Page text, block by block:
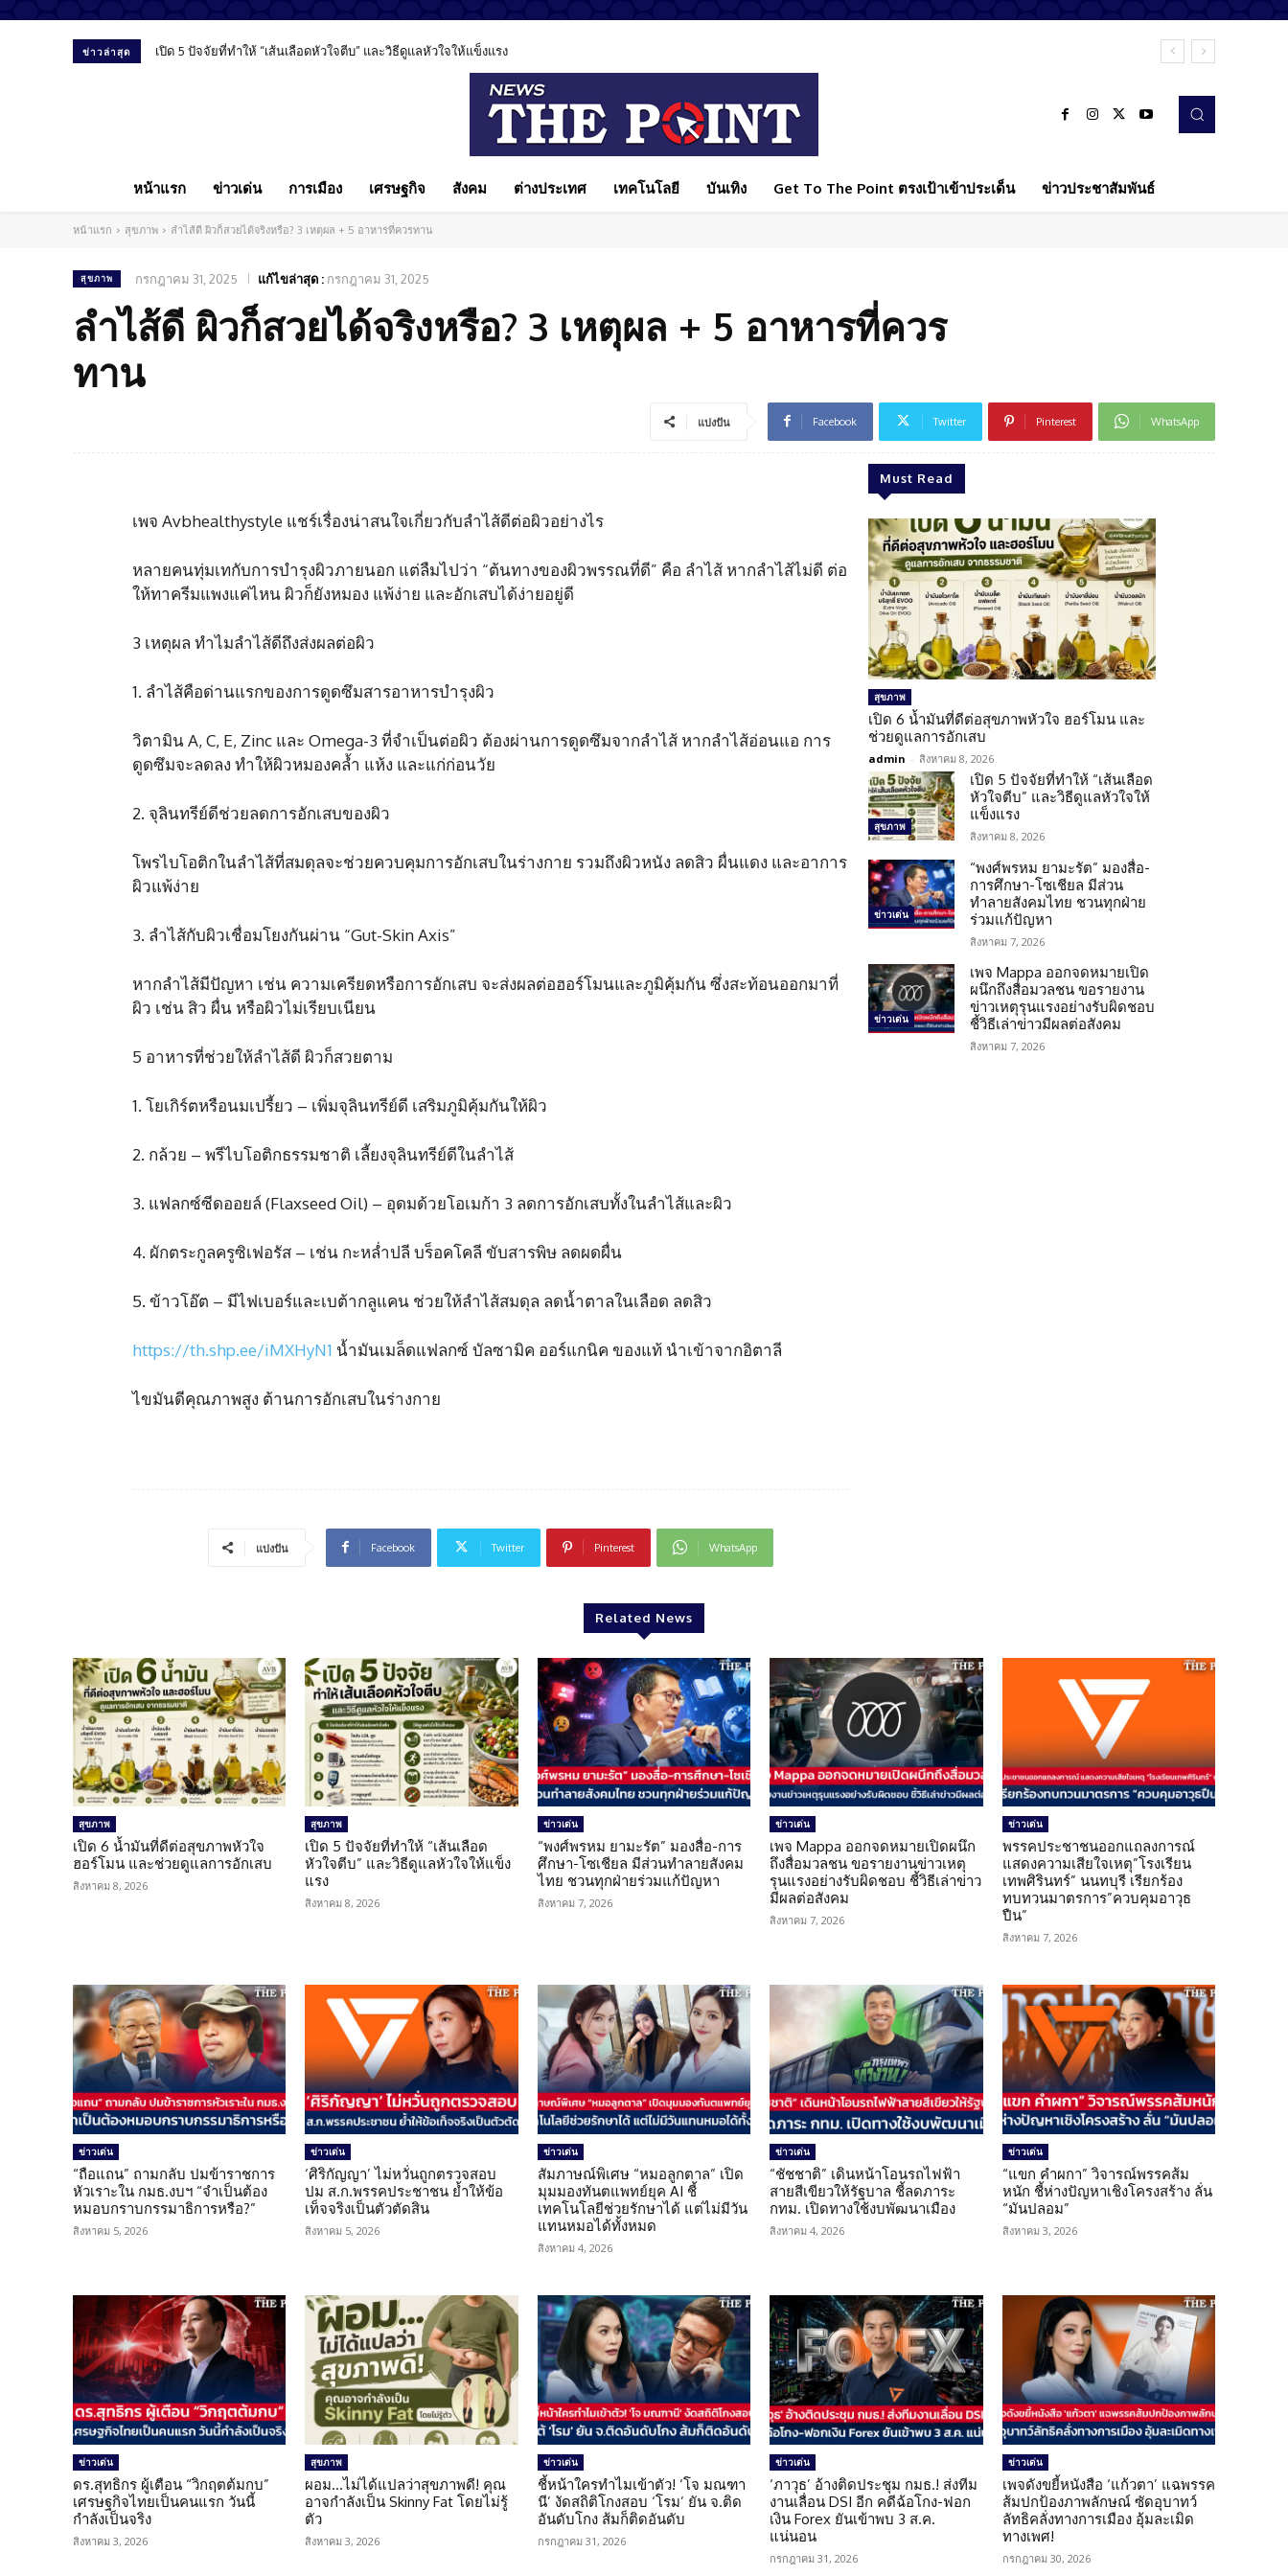
ข่าวล่าสุด เปิด 5 ปัจจัยที่ทำให้ “เส้นเลือดหัวใจตีบ” และวิธีดูแลหัวใจให้แข็งแรง
หน้าแรก ข่าวเด่น การเมือง เศรษฐกิจ สังคม ต่างประเทศ เทคโนโลยี บันเทิง Get To The Point ตรงเป้าเข้าประเด็น ข่าวประชาสัมพันธ์
หน้าแรก สุขภาพ ลำไส้ดี ผิวก็สวยได้จริงหรือ? 3 เหตุผล + 5 อาหารที่ควรทาน
สุขภาพ กรกฎาคม 31, 2025 แก้ไขล่าสุด : กรกฎาคม 31, 2025
ลำไส้ดี ผิวก็สวยได้จริงหรือ? 3 เหตุผล + 5 อาหารที่ควร
ทาน
แบ่งปัน Facebook Twitter Pinterest WhatsApp
เพจ Avbhealthystyle แชร์เรื่องน่าสนใจเกี่ยวกับลำไส้ดีต่อผิวอย่างไร
หลายคนทุ่มเทกับการบำรุงผิวภายนอก แต่ลืมไปว่า “ต้นทางของผิวพรรณที่ดี” คือ ลำไส้ หากลำไส้ไม่ดี ต่อ
ให้ทาครีมแพงแค่ไหน ผิวก็ยังหมอง แพ้ง่าย และอักเสบได้ง่ายอยู่ดี
3 เหตุผล ทำไมลำไส้ดีถึงส่งผลต่อผิว
1. ลำไส้คือด่านแรกของการดูดซึมสารอาหารบำรุงผิว
วิตามิน A, C, E, Zinc และ Omega-3 ที่จำเป็นต่อผิว ต้องผ่านการดูดซึมจากลำไส้ หากลำไส้อ่อนแอ การ
ดูดซึมจะลดลง ทำให้ผิวหมองคล้ำ แห้ง และแก่ก่อนวัย
2. จุลินทรีย์ดีช่วยลดการอักเสบของผิว
โพรไบโอติกในลำไส้ที่สมดุลจะช่วยควบคุมการอักเสบในร่างกาย รวมถึงผิวหนัง ลดสิว ผื่นแดง และอาการ
ผิวแพ้ง่าย
3. ลำไส้กับผิวเชื่อมโยงกันผ่าน “Gut-Skin Axis”
หากลำไส้มีปัญหา เช่น ความเครียดหรือการอักเสบ จะส่งผลต่อฮอร์โมนและภูมิคุ้มกัน ซึ่งสะท้อนออกมาที่
ผิว เช่น สิว ผื่น หรือผิวไม่เรียบเนียน
5 อาหารที่ช่วยให้ลำไส้ดี ผิวก็สวยตาม
1. โยเกิร์ตหรือนมเปรี้ยว – เพิ่มจุลินทรีย์ดี เสริมภูมิคุ้มกันให้ผิว
2. กล้วย – พรีไบโอติกธรรมชาติ เลี้ยงจุลินทรีย์ดีในลำไส้
3. แฟลกซ์ซีดออยล์ (Flaxseed Oil) – อุดมด้วยโอเมก้า 3 ลดการอักเสบทั้งในลำไส้และผิว
4. ผักตระกูลครูซิเฟอรัส – เช่น กะหล่ำปลี บร็อคโคลี ขับสารพิษ ลดผดผื่น
5. ข้าวโอ๊ต – มีไฟเบอร์และเบต้ากลูแคน ช่วยให้ลำไส้สมดุล ลดน้ำตาลในเลือด ลดสิว
https://th.shp.ee/iMXHyN1 น้ำมันเมล็ดแฟลกซ์ บัลซามิค ออร์แกนิค ของแท้ นำเข้าจากอิตาลี
ไขมันดีคุณภาพสูง ต้านการอักเสบในร่างกาย
แบ่งปัน Facebook Twitter Pinterest WhatsApp
Must Read
สุขภาพ
เปิด 6 น้ำมันที่ดีต่อสุขภาพหัวใจ ฮอร์โมน และ
ช่วยดูแลการอักเสบ
admin - สิงหาคม 8, 2026
สุขภาพ
เปิด 5 ปัจจัยที่ทำให้ “เส้นเลือด
หัวใจตีบ” และวิธีดูแลหัวใจให้
แข็งแรง
สิงหาคม 8, 2026
ข่าวเด่น
“พงศ์พรหม ยามะรัต” มองสื่อ-
การศึกษา-โซเชียล มีส่วน
ทำลายสังคมไทย ชวนทุกฝ่าย
ร่วมแก้ปัญหา
สิงหาคม 7, 2026
ข่าวเด่น
เพจ Mappa ออกจดหมายเปิด
ผนึกถึงสื่อมวลชน ขอรายงาน
ข่าวเหตุรุนแรงอย่างรับผิดชอบ
ชี้วิธีเล่าข่าวมีผลต่อสังคม
สิงหาคม 7, 2026
Related News
สุขภาพ
เปิด 6 น้ำมันที่ดีต่อสุขภาพหัวใจ
ฮอร์โมน และช่วยดูแลการอักเสบ
สิงหาคม 8, 2026
สุขภาพ
เปิด 5 ปัจจัยที่ทำให้ “เส้นเลือด
หัวใจตีบ” และวิธีดูแลหัวใจให้แข็ง
แรง
สิงหาคม 8, 2026
ข่าวเด่น
“พงศ์พรหม ยามะรัต” มองสื่อ-การ
ศึกษา-โซเชียล มีส่วนทำลายสังคม
ไทย ชวนทุกฝ่ายร่วมแก้ปัญหา
สิงหาคม 7, 2026
ข่าวเด่น
เพจ Mappa ออกจดหมายเปิดผนึก
ถึงสื่อมวลชน ขอรายงานข่าวเหตุ
รุนแรงอย่างรับผิดชอบ ชี้วิธีเล่าข่าว
มีผลต่อสังคม
สิงหาคม 7, 2026
ข่าวเด่น
พรรคประชาชนออกแถลงการณ์
แสดงความเสียใจเหตุ”โรงเรียน
เทพศิรินทร์” นนทบุรี เรียกร้อง
ทบทวนมาตรการ”ควบคุมอาวุธ
ปืน”
สิงหาคม 7, 2026
ข่าวเด่น
“ถือแถน” ถามกลับ ปมข้าราชการ
หัวเราะใน กมธ.งบฯ “จำเป็นต้อง
หมอบกราบกรรมาธิการหรือ?”
สิงหาคม 5, 2026
ข่าวเด่น
‘ศิริกัญญา’ ไม่หวั่นถูกตรวจสอบ
ปม ส.ก.พรรคประชาชน ย้ำให้ข้อ
เท็จจริงเป็นตัวตัดสิน
สิงหาคม 5, 2026
ข่าวเด่น
สัมภาษณ์พิเศษ “หมอลูกตาล” เปิด
มุมมองทันตแพทย์ยุค AI ชี้
เทคโนโลยีช่วยรักษาได้ แต่ไม่มีวัน
แทนหมอได้ทั้งหมด
สิงหาคม 4, 2026
ข่าวเด่น
“ชัชชาติ” เดินหน้าโอนรถไฟฟ้า
สายสีเขียวให้รัฐบาล ชี้ลดภาระ
กทม. เปิดทางใช้งบพัฒนาเมือง
สิงหาคม 4, 2026
ข่าวเด่น
“แขก คำผกา” วิจารณ์พรรคส้ม
หนัก ชี้ห่างปัญหาเชิงโครงสร้าง ลั่น
“มันปลอม”
สิงหาคม 3, 2026
ข่าวเด่น
ดร.สุทธิกร ผู้เตือน “วิกฤตต้มกบ”
เศรษฐกิจไทยเป็นคนแรก วันนี้
กำลังเป็นจริง
สิงหาคม 3, 2026
สุขภาพ
ผอม…ไม่ได้แปลว่าสุขภาพดี! คุณ
อาจกำลังเป็น Skinny Fat โดยไม่รู้
ตัว
สิงหาคม 3, 2026
ข่าวเด่น
ชี้หน้าใครทำไมเข้าตัว! ‘โจ มณฑา
นี’ งัดสถิติโกงสอบ ‘โรม’ ยัน จ.ติด
อันดับโกง ส้มก็ติดอันดับ
กรกฎาคม 31, 2026
ข่าวเด่น
‘ภาวุธ’ อ้างติดประชุม กมธ.! ส่งทีม
งานเลื่อน DSI อีก คดีฉ้อโกง-ฟอก
เงิน Forex ยันเข้าพบ 3 ส.ค.
แน่นอน
กรกฎาคม 31, 2026
ข่าวเด่น
เพจดังขยี้หนังสือ ‘แก้วตา’ แฉพรรค
ส้มปกป้องภาพลักษณ์ ซัดอุบาทว์
ลัทธิคลั่งทางการเมือง อุ้มละเมิด
ทางเพศ!
กรกฎาคม 30, 2026